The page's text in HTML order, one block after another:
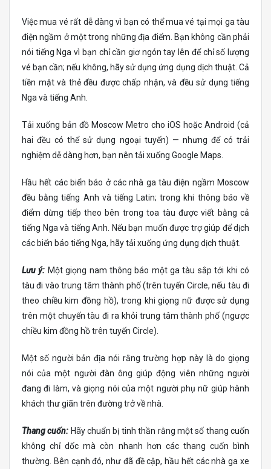
Việc mua vé rất dễ dàng vì bạn có thể mua vé tại mọi ga tàu
điện ngầm ở một trong những địa điểm. Bạn không cần phải
nói tiếng Nga vì bạn chỉ cần giơ ngón tay lên để chỉ số lượng
vé bạn cần; nếu không, hãy sử dụng ứng dụng dịch thuật. Cả
tiền mặt và thẻ đều được chấp nhận, và đều sử dụng tiếng
Nga và tiếng Anh.
Tải xuống bản đồ Moscow Metro cho iOS hoặc Android (cả
hai đều có thể sử dụng ngoại tuyến) — nhưng để có trải
nghiệm dễ dàng hơn, bạn nên tải xuống Google Maps.
Hầu hết các biển báo ở các nhà ga tàu điện ngầm Moscow
đều bằng tiếng Anh và tiếng Latin; trong khi thông báo về
điểm dừng tiếp theo bên trong toa tàu được viết bằng cả
tiếng Nga và tiếng Anh. Nếu bạn muốn được trợ giúp để dịch
các biển báo tiếng Nga, hãy tải xuống ứng dụng dịch thuật.
Lưu ý: Một giọng nam thông báo một ga tàu sắp tới khi có
tàu đi vào trung tâm thành phố (trên tuyến Circle, nếu tàu đi
theo chiều kim đồng hồ), trong khi giọng nữ được sử dụng
trên một chuyến tàu đi ra khỏi trung tâm thành phố (ngược
chiều kim đồng hồ trên tuyến Circle).
Một số người bản địa nói rằng trường hợp này là do giọng
nói của một người đàn ông giúp động viên những người
đang đi làm, và giọng nói của một người phụ nữ giúp hành
khách thư giãn trên đường trở về nhà.
Thang cuốn: Hãy chuẩn bị tinh thần rằng một số thang cuốn
không chỉ dốc mà còn nhanh hơn các thang cuốn bình
thường. Bên cạnh đó, như đã đề cập, hầu hết các nhà ga xe